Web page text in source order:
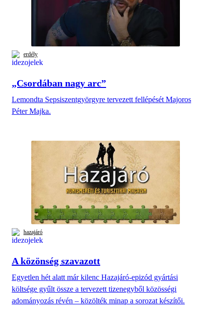
erdély
„Csordában nagy arc”
Lemondta Sepsiszentgyörgyre tervezett fellépését Majoros
Péter Majka.
hazajáró
A közönség szavazott
Egyetlen hét alatt már kilenc Hazajáró-epizód gyártási
költsége gyűlt össze a tervezett tizenegyből közösségi
adományozás révén – közölték minap a sorozat készítői.